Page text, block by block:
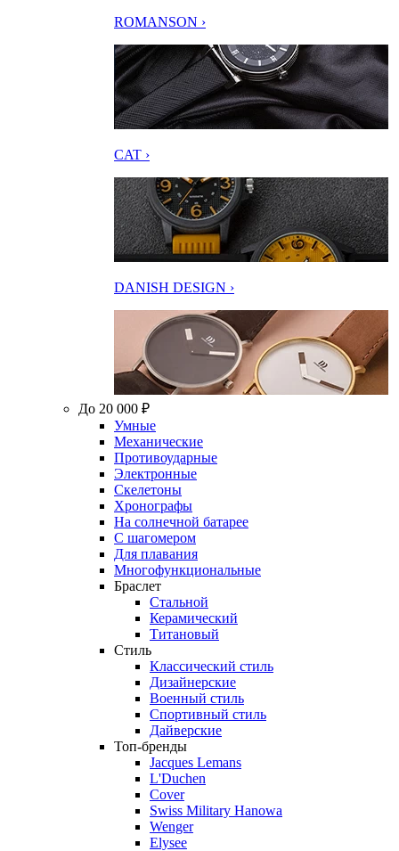
ROMANSON ›
CAT ›
DANISH DESIGN ›
До 20 000 ₽
Умные
Механические
Противоударные
Электронные
Скелетоны
Хронографы
На солнечной батарее
С шагомером
Для плавания
Многофункциональные
Браслет
Стальной
Керамический
Титановый
Стиль
Классический стиль
Дизайнерские
Военный стиль
Спортивный стиль
Дайверские
Топ-бренды
Jacques Lemans
L'Duchen
Cover
Swiss Military Hanowa
Wenger
Elysee